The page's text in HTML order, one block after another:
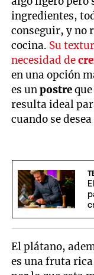
ingredientes,
conseguir, y no
cocina. Su
necesidad de
en una opción
es unpostre
resulta ideal
cuando se
El plátano,
es una fruta